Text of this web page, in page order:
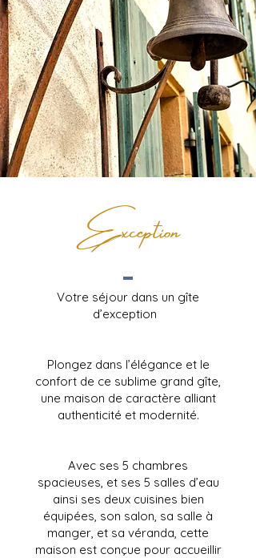
Exception
Votre séjour dans un gîte
d’exception
Plongez dans l’élégance et le
confort de ce sublime grand gîte,
une maison de caractère alliant
authenticité et modernité.
Avec ses 5 chambres
spacieuses, et ses 5 salles d’eau
ainsi ses deux cuisines bien
équipées, son salon, sa salle à
manger, et sa véranda, cette
maison est conçue pour accueillir